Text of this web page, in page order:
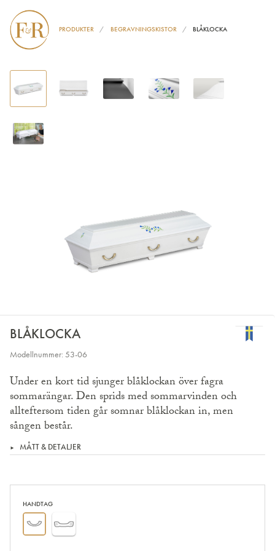
PRODUKTER BEGRAVNINGSKISTOR BLÅKLOCKA
BLÅKLOCKA
Modellnummer: 53-06
Under en kort tid sjunger blåklockan över fagra
sommarängar. Den sprids med sommarvinden och
allteftersom tiden går somnar blåklockan in, men
sången består.
MÅTT & DETALJER
HANDTAG